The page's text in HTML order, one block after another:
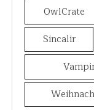
OwlCrate
Sincalir